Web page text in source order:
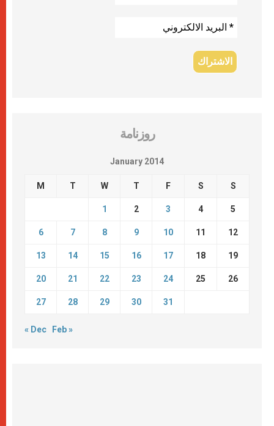
روزنامة
January 2014
M T W T F S S
1 2 3 4 5
6 7 8 9 10 11 12
13 14 15 16 17 18 19
20 21 22 23 24 25 26
27 28 29 30 31
« Dec Feb »